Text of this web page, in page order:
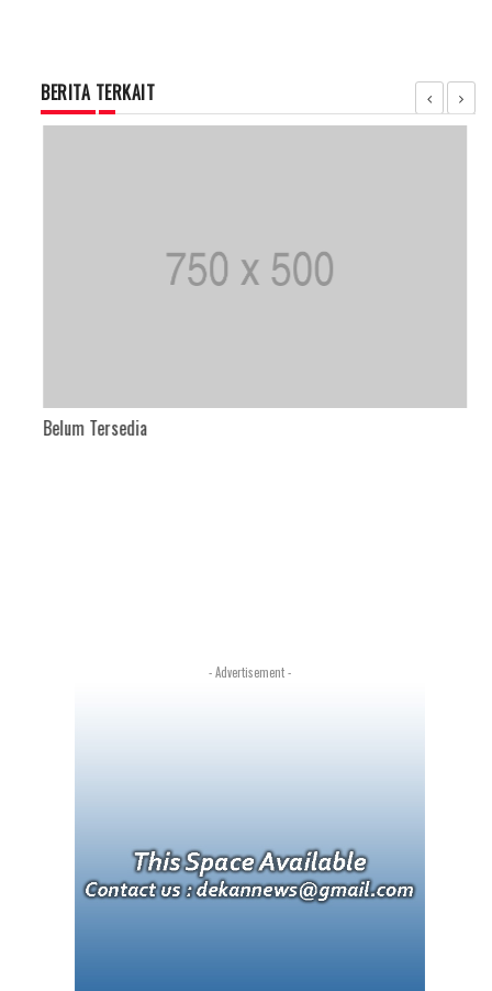
BERITA TERKAIT
Belum Tersedia
- Advertisement -